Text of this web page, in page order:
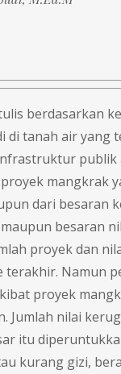
berdasarkan
di tanah air yang
mangkrak
dari besaran
besaran
proyek dan
terakhir. Namun
proyek
Jumlah nilai
itu
kurang gizi,